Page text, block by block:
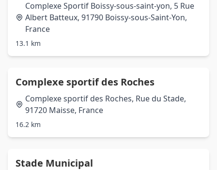
Complexe Sportif Boissy-sous-saint-yon, 5 Rue
Albert Batteux, 91790 Boissy-sous-Saint-Yon,
France
13.1 km
Complexe sportif des Roches
Complexe sportif des Roches, Rue du Stade,
91720 Maisse, France
16.2 km
Stade Municipal